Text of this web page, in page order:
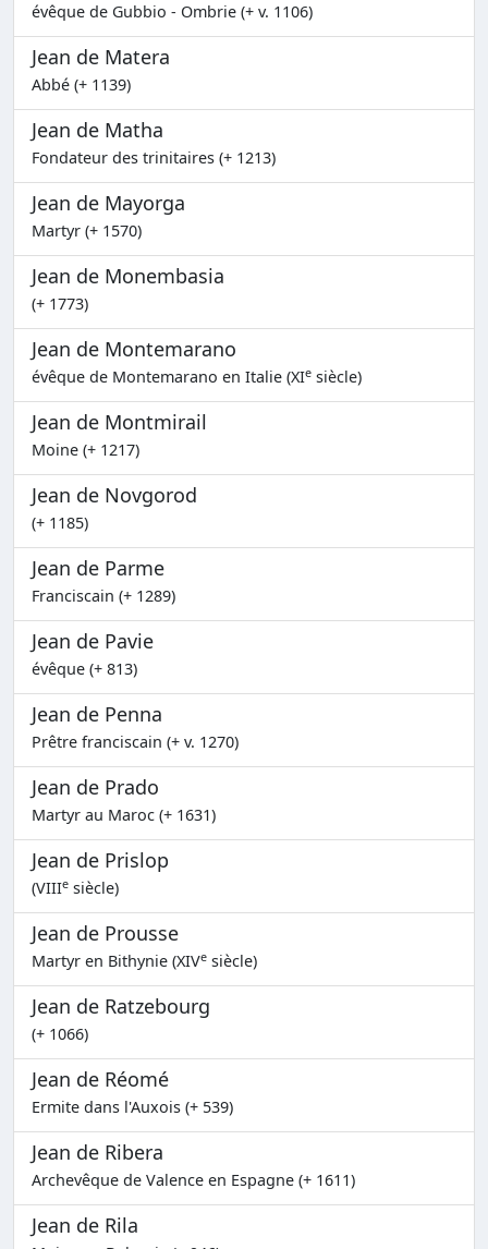
évêque de Gubbio - Ombrie (+ v. 1106)
Jean de Matera
Abbé (+ 1139)
Jean de Matha
Fondateur des trinitaires (+ 1213)
Jean de Mayorga
Martyr (+ 1570)
Jean de Monembasia
(+ 1773)
Jean de Montemarano
évêque de Montemarano en Italie (XIe siècle)
Jean de Montmirail
Moine (+ 1217)
Jean de Novgorod
(+ 1185)
Jean de Parme
Franciscain (+ 1289)
Jean de Pavie
évêque (+ 813)
Jean de Penna
Prêtre franciscain (+ v. 1270)
Jean de Prado
Martyr au Maroc (+ 1631)
Jean de Prislop
(VIIIe siècle)
Jean de Prousse
Martyr en Bithynie (XIVe siècle)
Jean de Ratzebourg
(+ 1066)
Jean de Réomé
Ermite dans l'Auxois (+ 539)
Jean de Ribera
Archevêque de Valence en Espagne (+ 1611)
Jean de Rila